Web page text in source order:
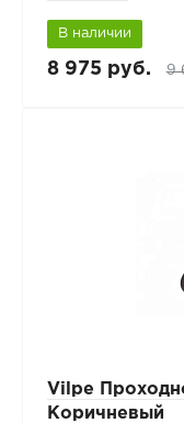
В наличии
8 975 руб. 9
Vilpe
Коричневый